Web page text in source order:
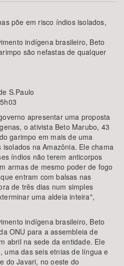
BUSCAR
põe em risco índios isolados,
indígena brasileiro, Beto
são nefastas de qualquer
S.Paulo
apresentar uma proposta
o ativista Beto Marubo, 43
garimpo em mais de uma
na Amazônia. Ele chama
índios não terem anticorpos
armas de mesmo poder de fogo
entram com balsas nas
de três dias num simples
uma aldeia inteira",
indígena brasileiro, Beto
ONU para a assembleia de
abril na sede da entidade. Ele
uma das seis etnias de língua e
do Javari, no oeste do